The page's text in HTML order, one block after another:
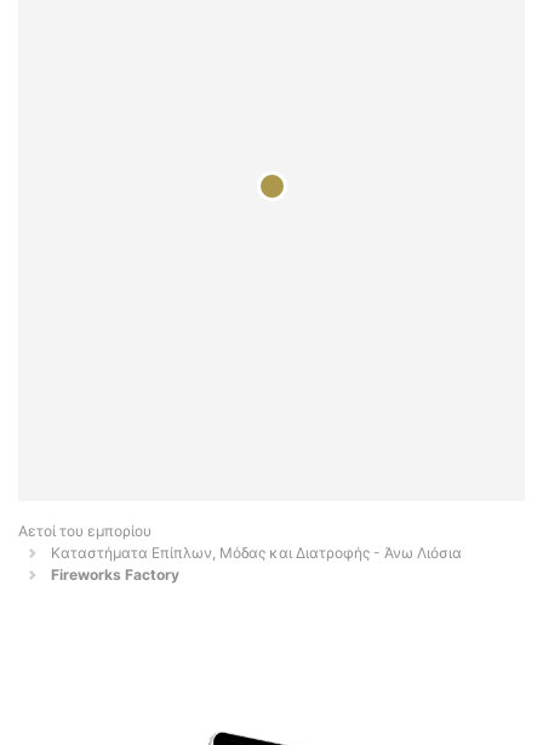
Αετοί του εμπορίου
Καταστήματα Επίπλων, Μόδας και Διατροφής - Άνω Λιόσια
Fireworks Factory